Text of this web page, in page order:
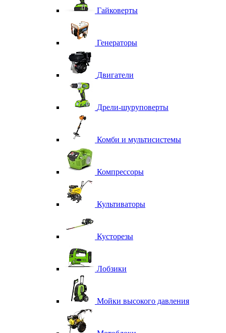
Гайковерты
Генераторы
Двигатели
Дрели-шуруповерты
Комби и мультисистемы
Компрессоры
Культиваторы
Кусторезы
Лобзики
Мойки высокого давления